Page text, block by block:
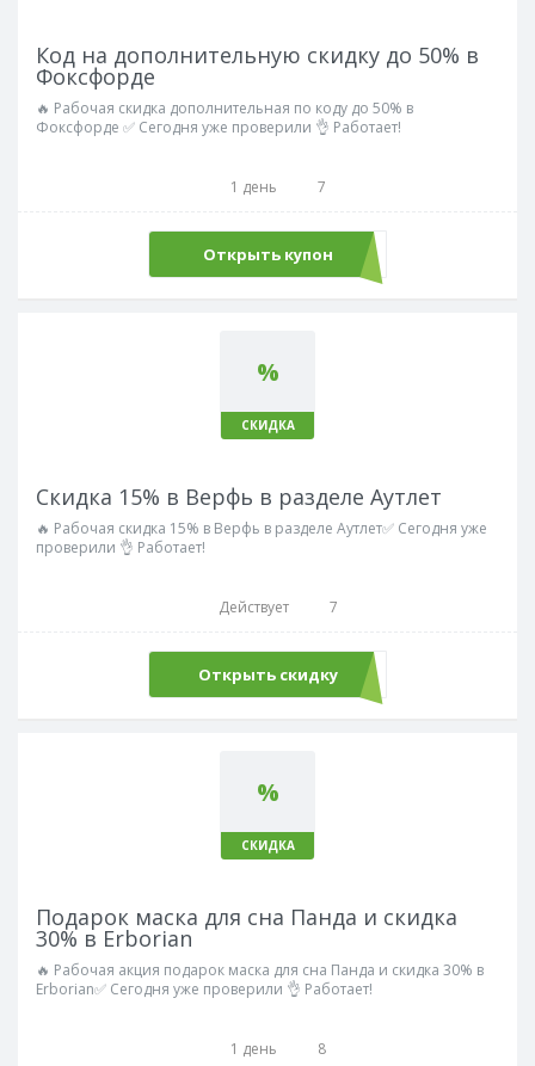
Код на дополнительную скидку до 50% в
Фоксфорде
🔥 Рабочая скидка дополнительная по коду до 50% в
Фоксфорде ✅ Сегодня уже проверили 👌 Работает!
1 день 7
Открыть купон
REPETITOR12
%
СКИДКА
Скидка 15% в Верфь в разделе Аутлет
🔥 Рабочая скидка 15% в Верфь в разделе Аутлет✅ Сегодня уже
проверили 👌 Работает!
Действует 7
Открыть скидку
%
СКИДКА
Подарок маска для сна Панда и скидка
30% в Erborian
🔥 Рабочая акция подарок маска для сна Панда и скидка 30% в
Erborian✅ Сегодня уже проверили 👌 Работает!
1 день 8